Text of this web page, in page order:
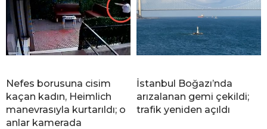
Nefes borusuna cisim
kaçan kadın, Heimlich
manevrasıyla kurtarıldı; o
anlar kamerada
İstanbul Boğazı’nda
arızalanan gemi çekildi;
trafik yeniden açıldı